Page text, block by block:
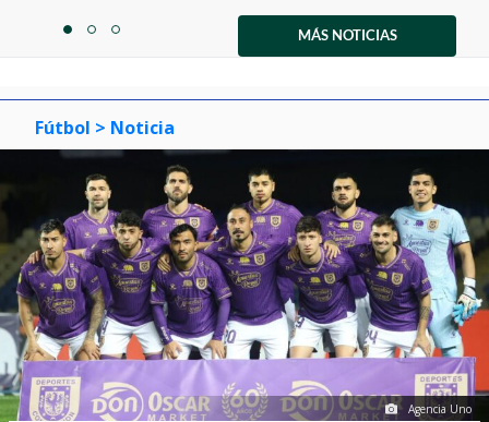
itemitemitem
MÁS NOTICIAS
Fútbol > Noticia
Agencia Uno